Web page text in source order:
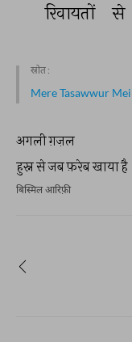
रिवायतों
से
स्रोत :
Mere Tasawwur
अगली ग़ज़ल
हुस्न से जब फ़रेब खाया है
बिस्मिल आरिफ़ी